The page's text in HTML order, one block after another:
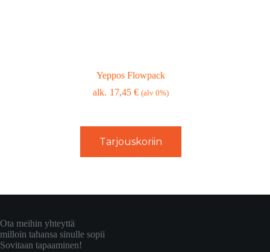
Yeppos Flowpack
17,45€ (alv 0%)
Tarjouskoriin
Ota meihin yhteyttä
milloin tahansa sinulle sopii
Sovitaan tapaaminen!